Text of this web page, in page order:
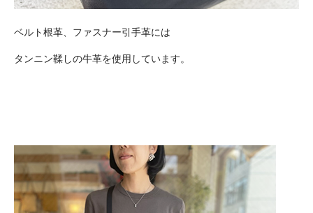
ベルト根革、ファスナー引手革には
タンニン鞣しの牛革を使用しています。